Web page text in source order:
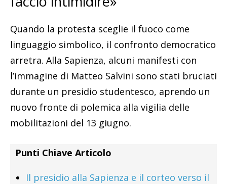
Quando la protesta sceglie il fuoco come
linguaggio simbolico, il confronto democratico
arretra. Alla Sapienza, alcuni manifesti con
l’immagine di Matteo Salvini sono stati bruciati
durante un presidio studentesco, aprendo un
nuovo fronte di polemica alla vigilia delle
mobilitazioni del 13 giugno.
Punti Chiave Articolo
Il presidio alla Sapienza e il corteo verso il